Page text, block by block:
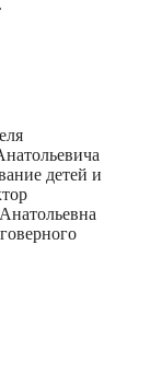
детей и